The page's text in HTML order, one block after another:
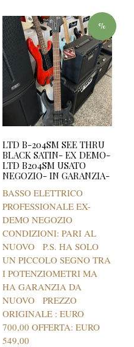
%
LTD B-204SM SEE THRU
BLACK SATIN- EX DEMO-
LTD B204SM USATO
NEGOZIO- IN GARANZIA-
BASSO ELETTRICO
PROFESSIONALE EX-
DEMO NEGOZIO
CONDIZIONI: PARI AL
NUOVO P.S. HA SOLO
UN PICCOLO SEGNO TRA
I POTENZIOMETRI MA
HA GARANZIA DA
NUOVO PREZZO
ORIGINALE : EURO
700,00 OFFERTA: EURO
549,00